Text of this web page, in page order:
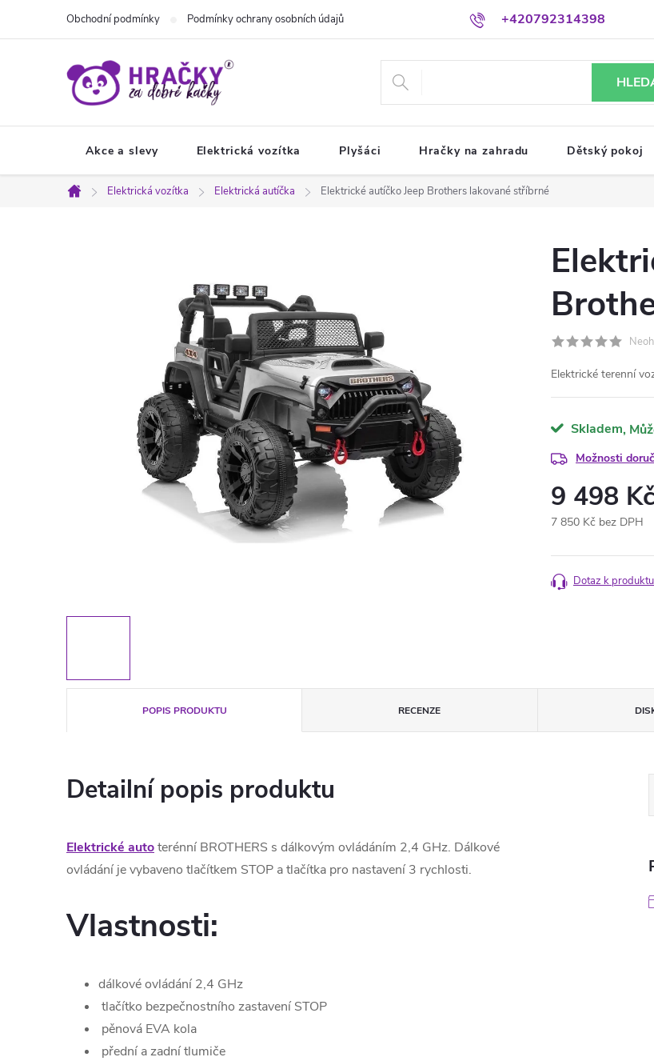
+420792314398
Obchodní podmínky Podmínky ochrany osobních údajů
Akce a slevy Elektrická vozítka Plyšáci Hračky na zahradu Dětský pokoj
Domů
Elektrická vozítka Elektrická autíčka Elektrické autíčko Jeep Brothers lakované stříbrné
Elektrické terenní
Skladem
Možnosti
9 498 Kč
7 850 Kč bez DPH
cena:
Dotaz k produktu
POPIS PRODUKTU RECENZE
Detailní popis produktu
Elektrické autoterénní BROTHERS s dálkovým ovládáním 2,4 GHz. Dálkové
ovládání je vybaveno tlačítkem STOP a tlačítka pro nastavení 3 rychlosti.
Vlastnosti:
dálkové ovládání 2,4 GHz
tlačítko bezpečnostního zastavení STOP
pěnová EVA kola
přední a zadní tlumiče